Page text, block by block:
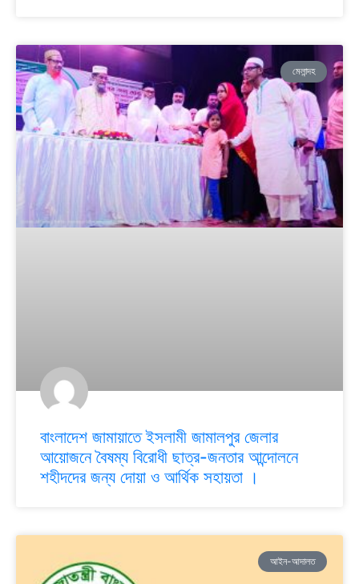
মেলান্দহ
বাংলাদেশ জামায়াতে ইসলামী জামালপুর জেলার
আয়োজনে বৈষম্য বিরোধী ছাত্র-জনতার আন্দোলনে
শহীদদের জন্য দোয়া ও আর্থিক সহায়তা ।
আইন-আদালত